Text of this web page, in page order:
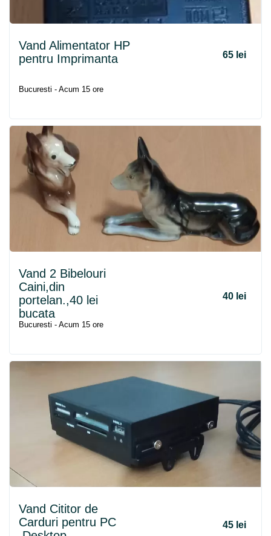
Vand Alimentator HP
pentru Imprimanta
65 lei
Bucuresti - Acum 15 ore
Vand 2 Bibelouri
Caini,din
portelan.,40 lei
bucata
40 lei
Bucuresti - Acum 15 ore
Vand Cititor de
Carduri pentru PC
45 lei